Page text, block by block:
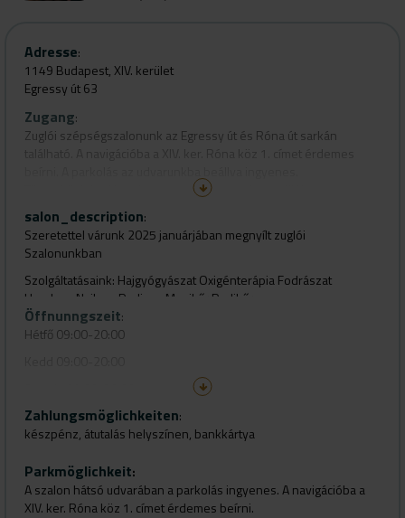
Adresse:
1149 Budapest, XIV. kerület
Egressy út 63
Zugang:
Zuglói szépségszalonunk az Egressy út és Róna út sarkán
Tömegközlekedéssel a 77-es trolibusznak megállója van az
üzlettől néhány méterre.
salon_description:
Szeretettel várunk 2025 januárjában megnyílt zuglói
Szalonunkban
Szolgáltatásaink: Hajgyógyászat Oxigénterápia Fodrászat
Headspa Nailspa Pedispa Manikűr Pedikűr
Öffnunngszeit:
Hétfő 09:00-20:00
Csütörtök 09:00-20:00
Péntek 09:00-20:00
Zahlungsmöglichkeiten:
készpénz, átutalás helyszínen, bankkártya
Parkmöglichkeit:
A szalon hátsó udvarában a parkolás ingyenes. A navigációba a
XIV. ker. Róna köz 1. címet érdemes beírni.